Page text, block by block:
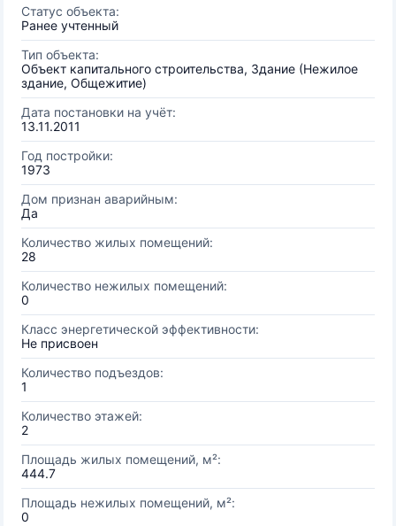
Статус объекта:
Ранее учтенный
Тип объекта:
Объект капитального строительства, Здание (Нежилое
здание, Общежитие)
Дата постановки на учёт:
13.11.2011
Год постройки:
1973
Дом признан аварийным:
Да
Количество жилых помещений:
28
Количество нежилых помещений:
0
Класс энергетической эффективности:
Не присвоен
Количество подъездов:
1
Количество этажей:
2
Площадь жилых помещений, м²:
444.7
Площадь нежилых помещений, м²:
0